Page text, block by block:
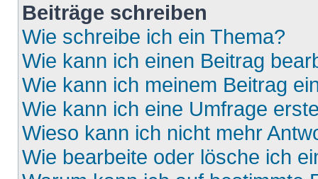
Beiträge schreiben
Wie schreibe ich ein Thema?
Wie kann ich einen Beitrag
Wie kann ich meinem Beitrag
Wie kann ich eine Umfrage
Wieso kann ich nicht mehr
Wie bearbeite oder lösche ich